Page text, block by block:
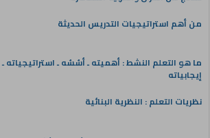
من أهم استراتيجيات التدريس الحديثة
ما هو التعلم النشط : أهميته ـ أسُسُه ـ استراتيجياته ـ
إيجابياته
نظريات التعلم : النظرية البنائية